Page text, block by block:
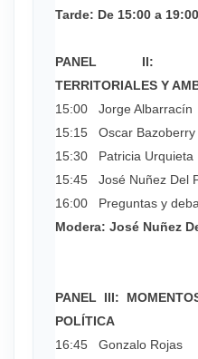
Tarde: De 15:00 a 19:00
PANEL II:
TERRITORIALES Y
15:00 Jorge Albarracín
15:15 Oscar Bazoberry
15:30 Patricia Urquieta
15:45 José Nuñez Del
16:00 Preguntas y
Modera: José Nuñez
PANEL III:
POLÍTICA
16:45 Gonzalo Rojas